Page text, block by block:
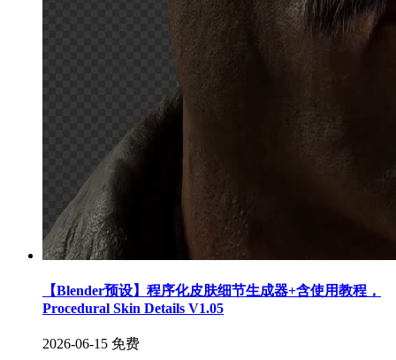
【Blender预设】程序化皮肤细节生成器+含使用教程，
Procedural Skin Details V1.05
2026-06-15 免费